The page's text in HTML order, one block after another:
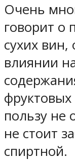
Очень
говорит о
сухих вин,
влиянии
пользу не
не стоит
спиртной.